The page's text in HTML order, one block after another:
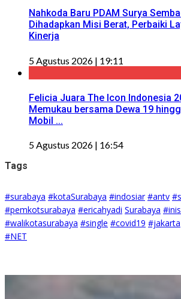
Nahkoda Baru PDAM Surya
Dihadapkan Misi Berat, Perbaiki
Kinerja
5 Agustus 2026 | 19:11
Felicia Juara The Icon Indonesia
Memukau bersama Dewa 19
Mobil ...
5 Agustus 2026 | 16:54
Tags
#surabaya #kotaSurabaya #indosiar #antv
#pemkotsurabaya #ericahyadi Surabaya
#walikotasurabaya #single #covid19 #jakarta
#NET